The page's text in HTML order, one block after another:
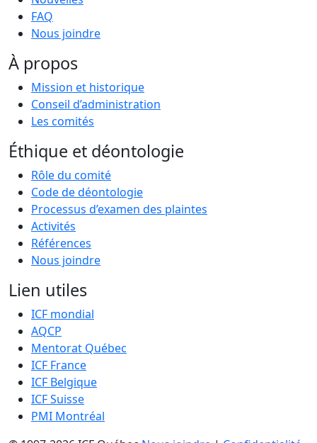
FAQ
Nous joindre
À propos
Mission et historique
Conseil d’administration
Les comités
Éthique et déontologie
Rôle du comité
Code de déontologie
Processus d’examen des plaintes
Activités
Références
Nous joindre
Lien utiles
ICF mondial
AQCP
Mentorat Québec
ICF France
ICF Belgique
ICF Suisse
PMI Montréal